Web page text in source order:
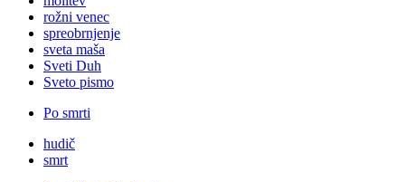
rožni venec
spreobrnjenje
sveta maša
Sveti Duh
Sveto pismo
Po smrti
hudič
smrt